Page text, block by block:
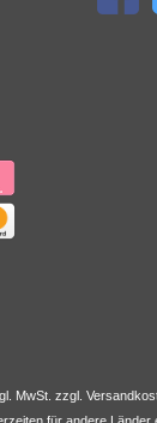
MwSt. zzgl.
für andere Länder